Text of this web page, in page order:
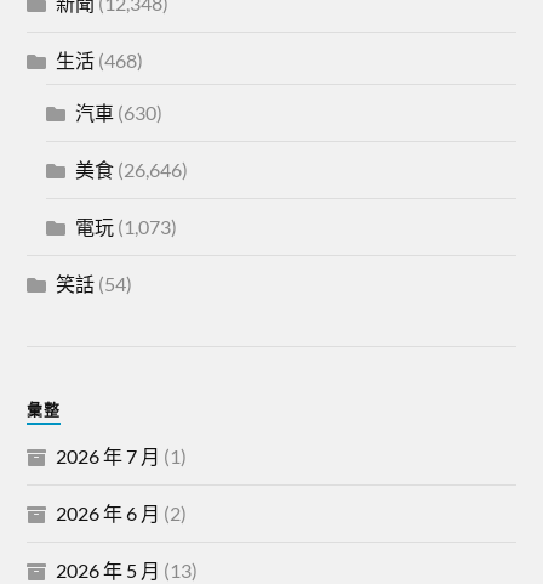
生活 (468)
汽車 (630)
美食 (26,646)
電玩 (1,073)
笑話 (54)
彙整
2026 年 7 月 (1)
2026 年 6 月 (2)
2026 年 5 月 (13)